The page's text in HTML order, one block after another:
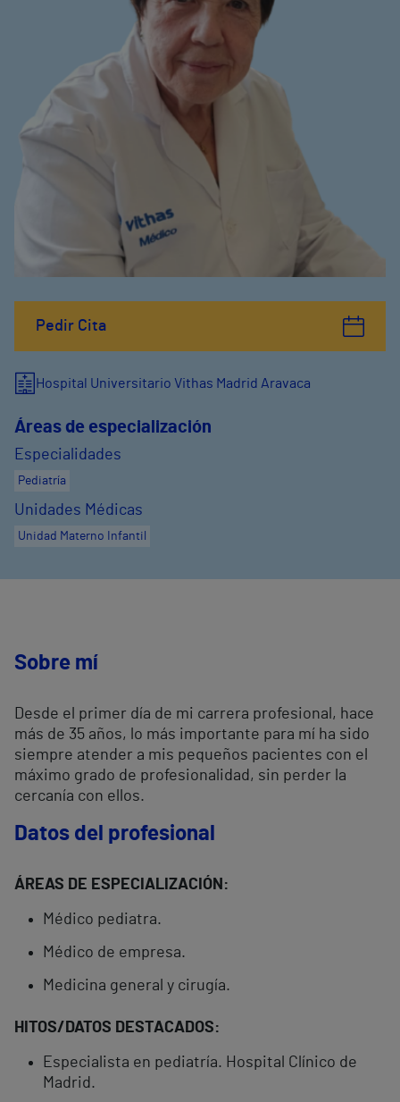
Pedir Cita
Hospital Universitario Vithas Madrid Aravaca
Áreas de especialización
Especialidades
Pediatría
Unidades Médicas
Unidad Materno Infantil
Sobre mí
Desde el primer día de mi carrera profesional, hace
más de 35 años, lo más importante para mí ha sido
siempre atender a mis pequeños pacientes con el
máximo grado de profesionalidad, sin perder la
cercanía con ellos.
Datos del profesional
ÁREAS DE ESPECIALIZACIÓN:
Médico pediatra.
Médico de empresa.
Medicina general y cirugía.
HITOS/DATOS DESTACADOS:
Especialista en pediatría. Hospital Clínico de
Madrid.